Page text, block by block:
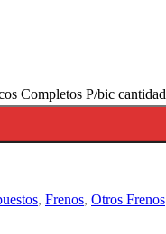
Completos P/bic cantidad
, Frenos, Otros Frenos